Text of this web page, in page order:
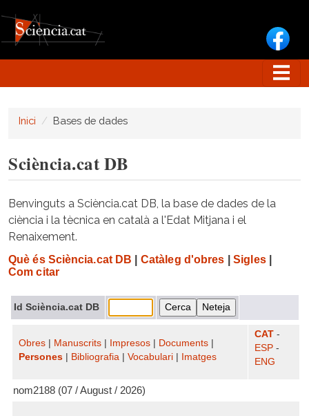
Inici Bases de dades
Sciència.cat DB
Benvinguts a Sciència.cat DB, la base de dades de la
ciència i la tècnica en català a l'Edat Mitjana i el
Renaixement.
Què és Sciència.cat DB Catàleg d'obres Sigles|
Com citar
Id Sciència.cat DB
Obres Manuscrits Impresos Documents
Persones
Bibliografia Vocabulari Imatges
CAT -
ESP -
ENG
nom2188 (07 / August / 2026)